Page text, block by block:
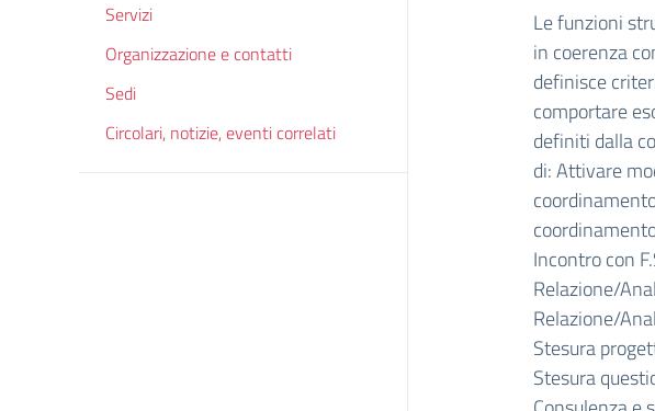
Servizi
Organizzazione e contatti
Sedi
Circolari, notizie, eventi correlati
Le funzioni
in coerenza
definisce
comportare
definiti dalla
di: Attivare
Incontro con
Relazione/
Relazione/
Stesura
Stesura